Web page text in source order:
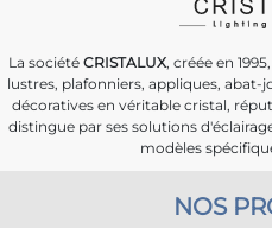
La société CRISTALUX, créée en
lustres, plafonniers, appliques, abat-
décoratives en véritable cristal,
distingue par ses solutions
modèles
NOS